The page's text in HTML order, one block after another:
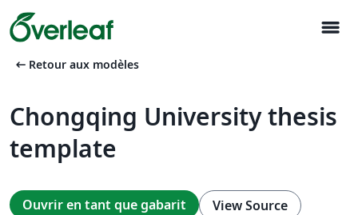
menu
arrow_left_alt Retour aux modèles
Chongqing University thesis
template
Ouvrir en tant que gabarit
View Source